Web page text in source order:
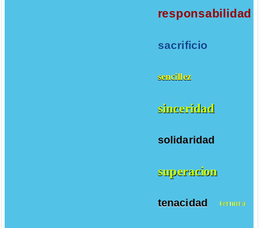
responsabilidad
sacrificio
sencillez
sinceridad
solidaridad
superacion
tenacidad ternura